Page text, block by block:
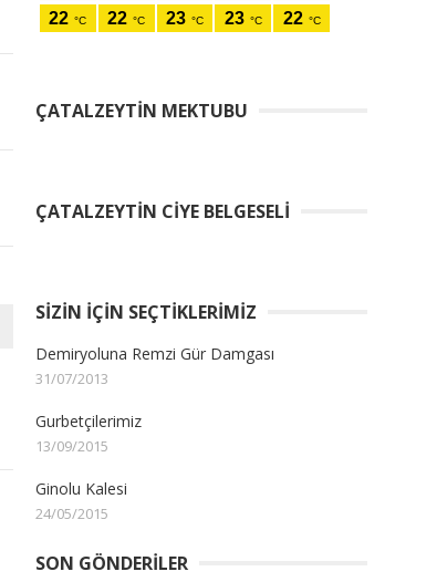
ÇATALZEYTIN MEKTUBU
ÇATALZEYTIN CIYE BELGESELI
SIZIN İÇIN SEÇTIKLERIMIZ
Demiryoluna Remzi Gür Damgası
31/07/2013
Gurbetçilerimiz
13/09/2015
Ginolu Kalesi
24/05/2015
SON GÖNDERILER